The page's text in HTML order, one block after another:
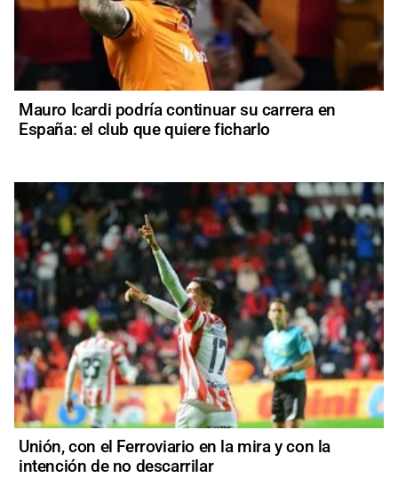
Mauro Icardi podría continuar su carrera en
España: el club que quiere ficharlo
Unión, con el Ferroviario en la mira y con la
intención de no descarrilar